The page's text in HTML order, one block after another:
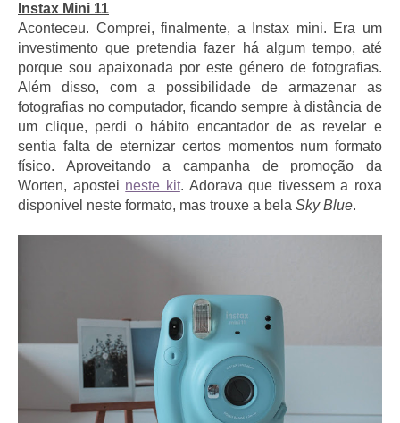
Instax Mini 11
Aconteceu. Comprei, finalmente, a Instax mini. Era um
investimento que pretendia fazer há algum tempo, até
porque sou apaixonada por este género de fotografias.
Além disso, com a possibilidade de armazenar as
fotografias no computador, ficando sempre à distância de
um clique, perdi o hábito encantador de as revelar e
sentia falta de eternizar certos momentos num formato
físico. Aproveitando a campanha de promoção da
Worten, apostei neste kit. Adorava que tivessem a roxa
disponível neste formato, mas trouxe a bela Sky Blue.